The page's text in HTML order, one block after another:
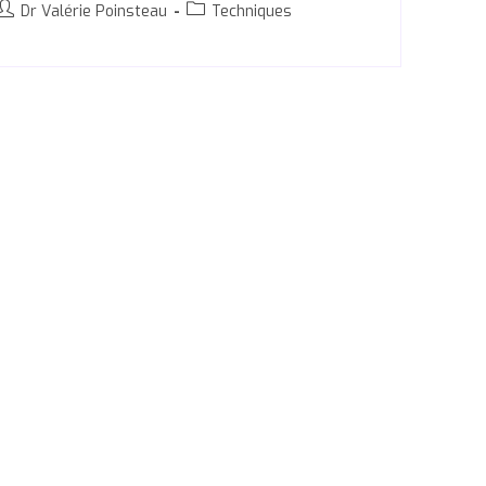
Dr Valérie Poinsteau Techniques